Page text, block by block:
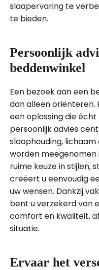
slaapervaring te
te bieden.
Persoonlijk
beddenwinkel
Een bezoek aan een
dan alleen oriënteren.
een oplossing die
persoonlijk advies
slaaphouding,
worden meegenomen
ruime keuze in stijlen,
creëert u eenvoudig
uw wensen. Dankzij
bent u verzekerd van
comfort en kwaliteit,
situatie.
Ervaar het